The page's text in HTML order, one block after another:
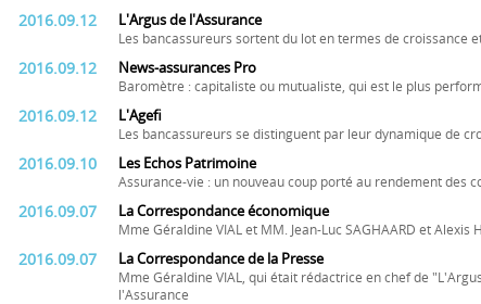
2016.09.12 L'Argus de l'Assurance
Les bancassureurs sortent du lot en termes de croissance
2016.09.12 News-assurances Pro
Baromètre : capitaliste ou mutualiste, qui est le plus
2016.09.12 L'Agefi
Les bancassureurs se distinguent par leur dynamique de
2016.09.10 Les Echos Patrimoine
Assurance-vie : un nouveau coup porté au rendement des
2016.09.07 La Correspondance économique
Mme Géraldine VIAL et MM. Jean-Luc SAGHAARD et
2016.09.07 La Correspondance de la Presse
Mme Géraldine VIAL, qui était rédactrice en chef de
l'Assurance